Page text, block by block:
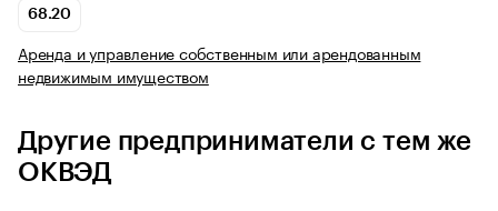
68.20
Аренда и управление собственным или арендованным
недвижимым имуществом
Другие предприниматели с тем же
ОКВЭД